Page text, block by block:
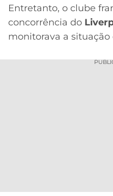
Entretanto, o clube
concorrência do
monitorava a situação